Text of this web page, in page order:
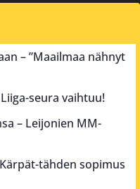
– ”Maailmaa nähnyt
seura vaihtuu!
– Leijonien MM-
tähden sopimus